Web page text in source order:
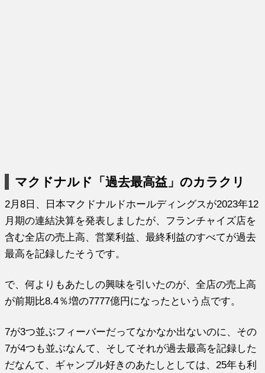
マクドナルド「過去最高益」のカラクリ
2月8日、日本マクドナルドホールディングスが2023年12
月期の連結決算を発表しましたが、フランチャイズ店を
含む全店の売上高、営業利益、最終利益のすべてが過去
最高を記録したそうです。
で、何よりもあたしの興味を引いたのが、全店の売上高
が前期比8.4％増の7777億円になったという点です。
7が3つ並ぶフィーバーだってなかなか出ないのに、その
7が4つも並ぶなんて、そしてそれが過去最高を記録した
だなんて、ギャンブル好きのあたしとしては、25年も利